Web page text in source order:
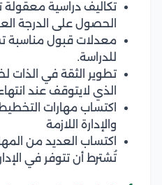
تكاليف دراسية
الحصول على الدرجة
معدلات قبول مناسبة
للدراسة.
تطوير الثقة في الذات
الذي لايتوقف عند
اكتساب مهارات
والإدارة اللازمة
اكتساب العديد من
تُشترط أن تتوفر في